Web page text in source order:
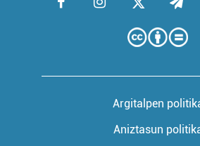
Argitalpen
Aniztasun